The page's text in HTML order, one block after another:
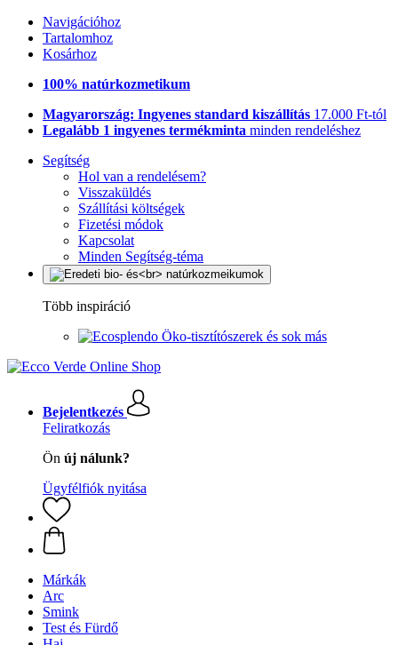
Navigációhoz
Tartalomhoz
Kosárhoz
100% natúrkozmetikum
Magyarország: Ingyenes standard kiszállítás 17.000 Ft-tól
Legalább 1 ingyenes termékminta minden rendeléshez
Segítség
Hol van a rendelésem?
Visszaküldés
Szállítási költségek
Fizetési módok
Kapcsolat
Minden Segítség-téma
Több inspiráció
Öko-tisztítószerek és sok más
Bejelentkezés
Feliratkozás
Ön új nálunk?
Ügyfélfiók nyitása
Márkák
Arc
Smink
Test és Fürdő